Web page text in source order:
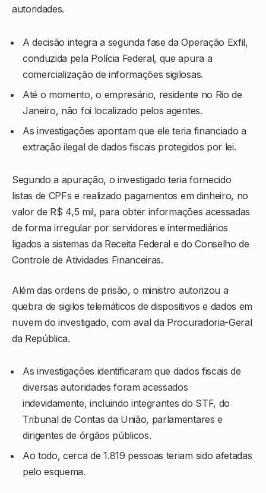
autoridades.
A decisão integra a segunda fase da Operação Exfil,
conduzida pela Polícia Federal, que apura a
comercialização de informações sigilosas.
Até o momento, o empresário, residente no Rio de
Janeiro, não foi localizado pelos agentes.
As investigações apontam que ele teria financiado a
extração ilegal de dados fiscais protegidos por lei.
Segundo a apuração, o investigado teria fornecido
listas de CPFs e realizado pagamentos em dinheiro, no
valor de R$ 4,5 mil, para obter informações acessadas
de forma irregular por servidores e intermediários
ligados a sistemas da Receita Federal e doConselho de
Controle de Atividades Financeiras.
Além das ordens de prisão, o ministro autorizou a
quebra de sigilos telemáticos de dispositivos e dados em
nuvem do investigado, com aval da Procuradoria-Geral
da República.
As investigações identificaram que dados fiscais de
diversas autoridades foram acessados
indevidamente, incluindo integrantes do STF, do
Tribunal de Contas da União, parlamentares e
dirigentes de órgãos públicos.
Ao todo, cerca de 1.819 pessoas teriam sido afetadas
pelo esquema.